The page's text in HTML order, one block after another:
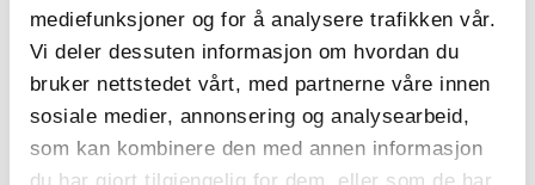
mediefunksjoner og for å analysere trafikken vår.
Vi deler dessuten informasjon om hvordan du
bruker nettstedet vårt, med partnerne våre innen
sosiale medier, annonsering og analysearbeid,
som kan kombinere den med annen informasjon
Sjekk lyktene og lyspærer. Bytt ut lyspærene
dersom de er svake eller ikke fungerer.